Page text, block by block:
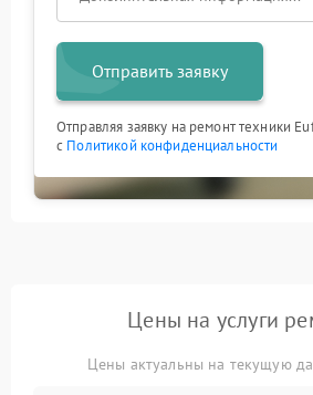
Отправить заявку
Отправляя заявку на ремонт техники
с Политикой конфиденциальности
Цены на услуги
Цены актуальны на текущую